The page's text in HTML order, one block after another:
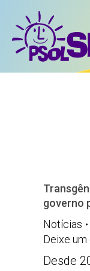
governo
Notícias
Deixe
Desde